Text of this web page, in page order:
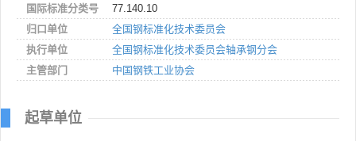
国际标准分类号
77.140.10
归口单位
全国钢标准化技术委员会
执行单位
全国钢标准化技术委员会轴承钢分会
主管部门
中国钢铁工业协会
起草单位